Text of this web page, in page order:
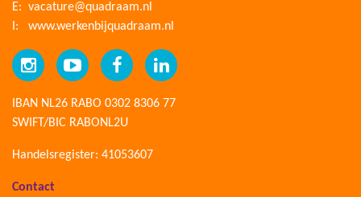
E: vacature@quadraam.nl
I:
www.werkenbijquadraam.nl
IBAN NL26 RABO 0302 8306 77
SWIFT/BIC RABONL2U
Handelsregister: 41053607
Contact